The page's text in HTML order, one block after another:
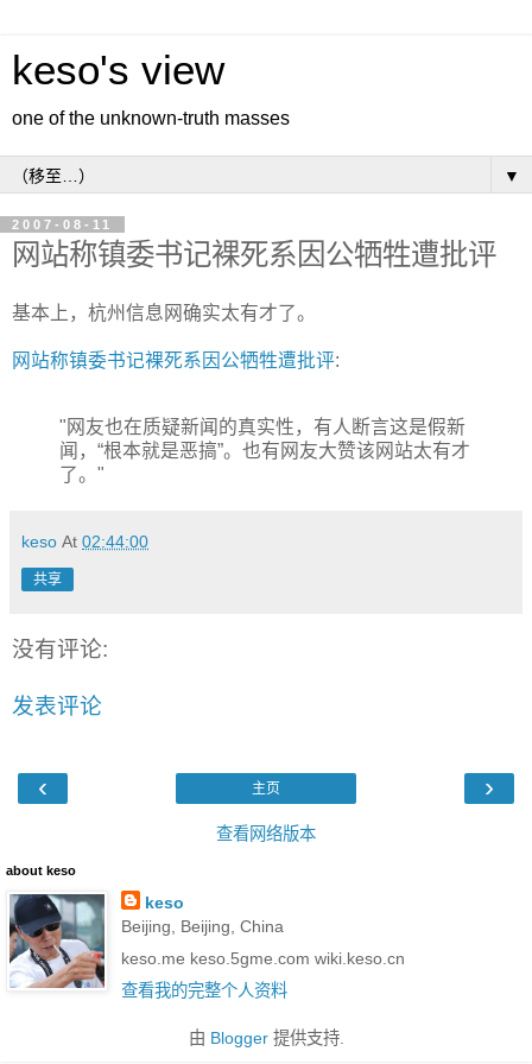
keso's view
one of the unknown-truth masses
▼
2007-08-11
网站称镇委书记裸死系因公牺牲遭批评
基本上，杭州信息网确实太有才了。
网站称镇委书记裸死系因公牺牲遭批评:
"网友也在质疑新闻的真实性，有人断言这是假新
闻，“根本就是恶搞”。也有网友大赞该网站太有才
了。"
keso At 02:44:00
共享
没有评论:
发表评论
‹ ›
主页
查看网络版本
about keso
keso
Beijing, Beijing, China
keso.me keso.5gme.com wiki.keso.cn
查看我的完整个人资料
由 Blogger提供支持.